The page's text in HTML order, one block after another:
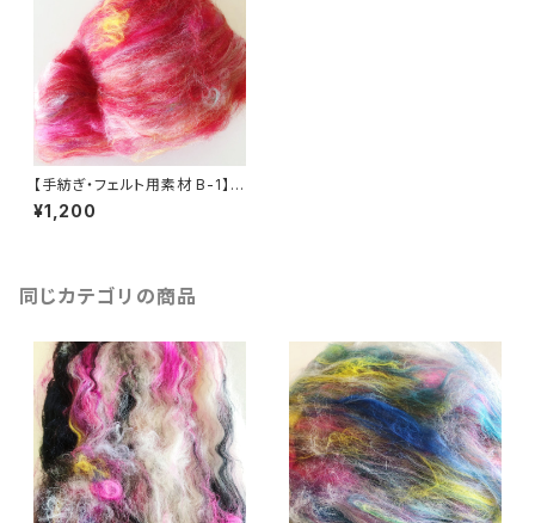
【手紡ぎ・フェルト用素材 B-1】ア
ートバッツ 赤・黄色系 40g
¥1,200
同じカテゴリの商品